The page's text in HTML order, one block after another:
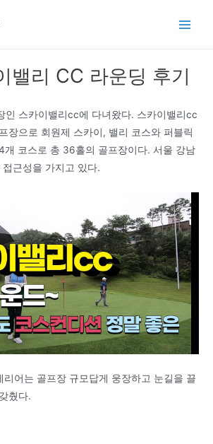
밸리 CC 라운딩 후기
인 스카이밸리cc에 다녀왔다. 스카이밸리cc
장으로 회원제 스카이, 밸리 코스와 퍼블릭
개 코스로 총 36홀의 골프장이다. 서울 강남
근성을 가지고 있다.
어는 골프장 규모답게 웅장하고 눈길을 끌
췄다.